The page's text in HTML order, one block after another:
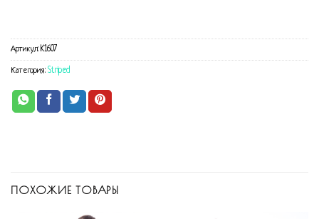
Артикул: K1607
Категория: Striped
ПОХОЖИЕ ТОВАРЫ